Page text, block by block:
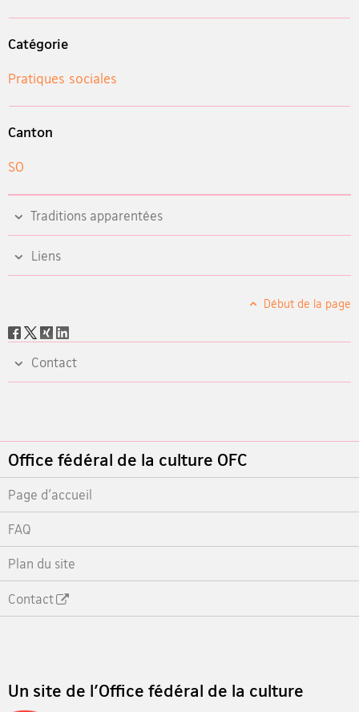
Catégorie
Pratiques sociales
Canton
SO
Traditions apparentées
Liens
Début de la page
Social
Contact
Footer
Office fédéral de la culture OFC
Page d'accueil
FAQ
Plan du site
Contact
Un site de l'Office fédéral de la culture